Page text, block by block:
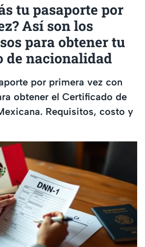
tu pasaporte por
Así son los
para obtener tu
de nacionalidad
por primera vez con
obtener el Certificado de
Requisitos, costo y